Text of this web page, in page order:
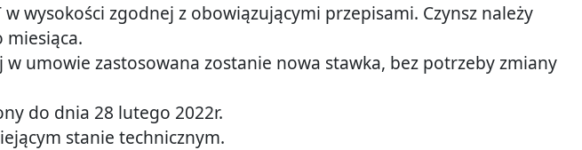
wysokości zgodnej z obowiązującymi przepisami. Czynsz należy
umowie zastosowana zostanie nowa stawka, bez potrzeby zmiany
do dnia 28 lutego 2022r.
stanie technicznym.